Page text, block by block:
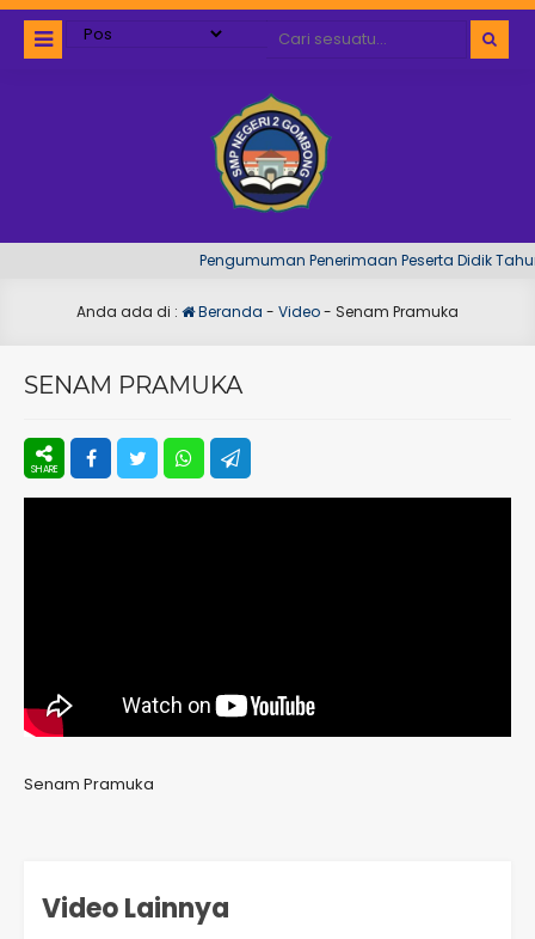
Pengumuman Penerimaan Peserta Didik
Anda ada di : Beranda - Video- Senam Pramuka
SENAM PRAMUKA
Senam Pramuka
Video Lainnya